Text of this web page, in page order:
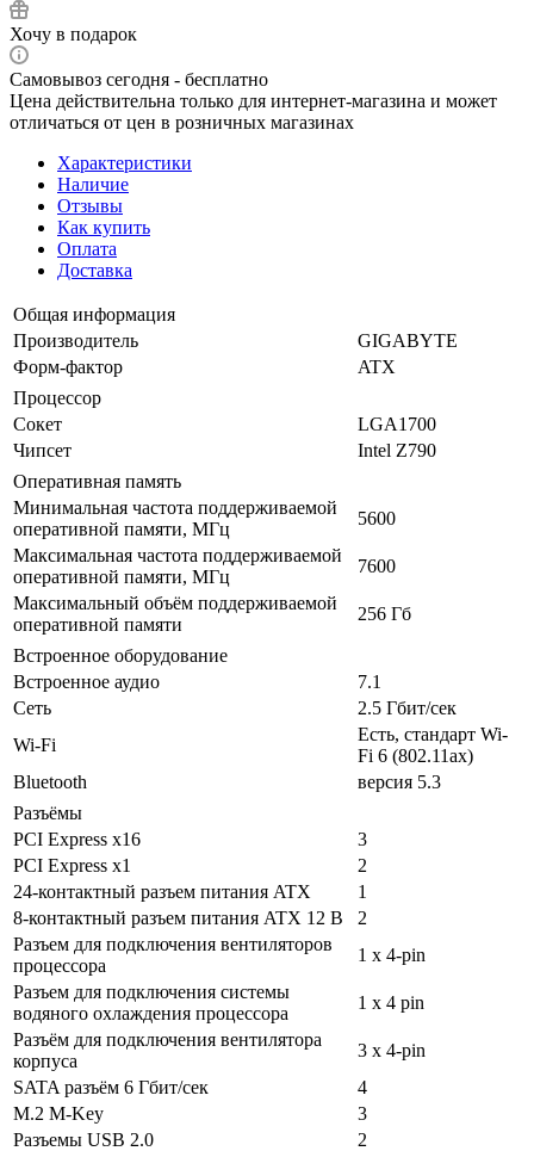
Хочу в подарок
Самовывоз сегодня - бесплатно
Цена действительна только для интернет-магазина и может
отличаться от цен в розничных магазинах
Характеристики
Наличие
Отзывы
Как купить
Оплата
Доставка
Общая информация
Производитель
GIGABYTE
Форм-фактор
ATX
Процессор
Сокет
LGA1700
Чипсет
Intel Z790
Оперативная память
Минимальная частота поддерживаемой
оперативной памяти, МГц
5600
Максимальная частота поддерживаемой
оперативной памяти, МГц
7600
Максимальный объём поддерживаемой
оперативной памяти
256 Гб
Встроенное оборудование
Встроенное аудио
7.1
Сеть
2.5 Гбит/сек
Wi-Fi
Есть, стандарт Wi-
Fi 6 (802.11ax)
Bluetooth
версия 5.3
Разъёмы
PCI Express x16
3
PCI Express x1
2
24-контактный разъем питания ATX
1
8-контактный разъем питания ATX 12 В
2
Разъем для подключения вентиляторов
процессора
1 х 4-pin
Разъем для подключения системы
водяного охлаждения процессора
1 x 4 pin
Разъём для подключения вентилятора
корпуса
3 х 4-pin
SATA разъём 6 Гбит/сек
4
M.2 M-Key
3
Разъемы USB 2.0
2